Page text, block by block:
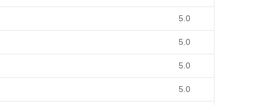
5.0
5.0
5.0
5.0